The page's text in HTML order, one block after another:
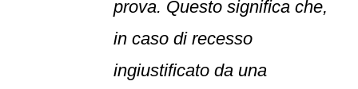
prova. Questo significa che,
in caso di recesso
ingiustificato da una